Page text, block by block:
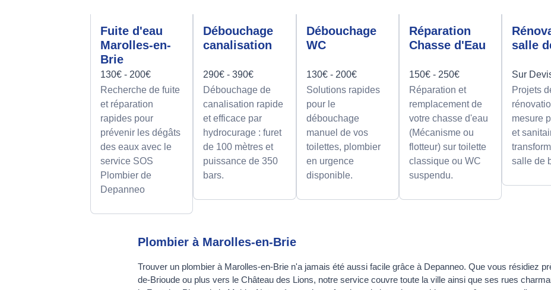
Fuite d'eau
Marolles-en-
Brie
130€ - 200€
Recherche de fuite
et réparation
rapides pour
prévenir les dégâts
des eaux avec le
service SOS
Plombier de
Depanneo
Débouchage
canalisation
290€ - 390€
Débouchage de
canalisation rapide
et efficace par
hydrocurage : furet
de 100 mètres et
puissance de 350
bars.
Débouchage
WC
130€ - 200€
Solutions rapides
pour le
débouchage
manuel de vos
toilettes, plombier
en urgence
disponible.
Réparation
Chasse d'Eau
150€ - 250€
Réparation et
remplacement de
votre chasse d'eau
(Mécanisme ou
flotteur) sur toilette
classique ou WC
suspendu.
salle
Sur
Projets
mesure
et
salle de
Plombier à Marolles-en-Brie
Trouver un plombier à Marolles-en-Brie n'a jamais été aussi facile grâce à Depanneo. Que vous résidiez
de-Brioude ou plus vers le Château des Lions, notre service couvre toute la ville ainsi que ses rues